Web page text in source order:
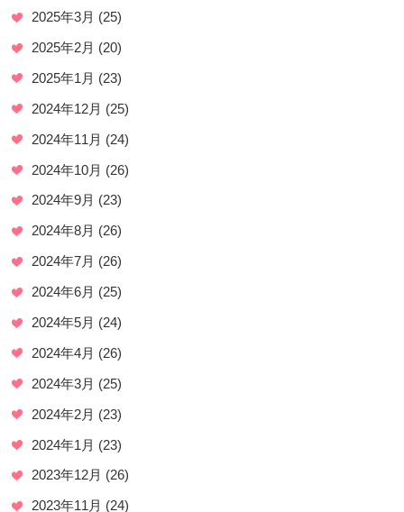
2025年3月 (25)
2025年2月 (20)
2025年1月 (23)
2024年12月 (25)
2024年11月 (24)
2024年10月 (26)
2024年9月 (23)
2024年8月 (26)
2024年7月 (26)
2024年6月 (25)
2024年5月 (24)
2024年4月 (26)
2024年3月 (25)
2024年2月 (23)
2024年1月 (23)
2023年12月 (26)
2023年11月 (24)